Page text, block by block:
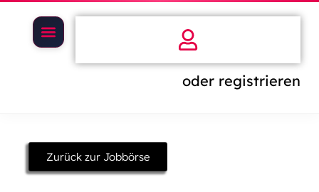
oder registrieren
Zurück zur Jobbörse